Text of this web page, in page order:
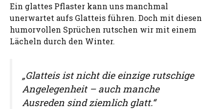
Ein glattes Pflaster kann uns manchmal
unerwartet aufs Glatteis führen. Doch mit diesen
humorvollen Sprüchen rutschen wir mit einem
Lächeln durch den Winter.
„Glatteis ist nicht die einzige rutschige
Angelegenheit – auch manche
Ausreden sind ziemlich glatt.“